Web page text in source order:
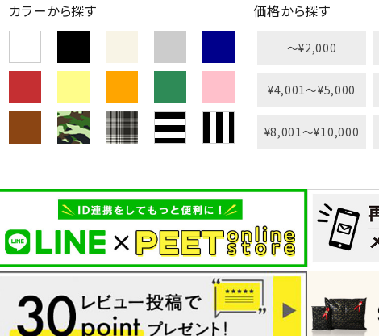
カラーから探す 価格から探す
〜¥2,000
¥4,001〜¥5,000
¥8,001〜¥10,000